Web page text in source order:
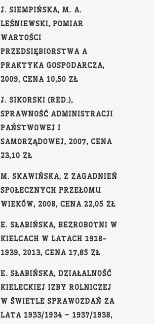
J. SIEMPIŃSKA, M. A.
LEŚNIEWSKI, POMIAR
WARTOŚCI
PRZEDSIĘBIORSTWA A
PRAKTYKA GOSPODARCZA,
2009, CENA 10,50 ZŁ
J. SIKORSKI (RED.),
SPRAWNOŚĆ ADMINISTRACJI
PAŃSTWOWEJ I
SAMORZĄDOWEJ, 2007, CENA
23,10 ZŁ
M. SKAWIŃSKA, Z ZAGADNIEŃ
SPOŁECZNYCH PRZEŁOMU
WIEKÓW, 2008, CENA 22,05 ZŁ
E. SŁABIŃSKA, BEZROBOTNI W
KIELCACH W LATACH 1918-
1939, 2013, CENA 17,85 ZŁ
E. SŁABIŃSKA, DZIAŁALNOŚĆ
KIELECKIEJ IZBY ROLNICZEJ
W ŚWIETLE SPRAWOZDAŃ ZA
LATA 1933/1934 – 1937/1938,